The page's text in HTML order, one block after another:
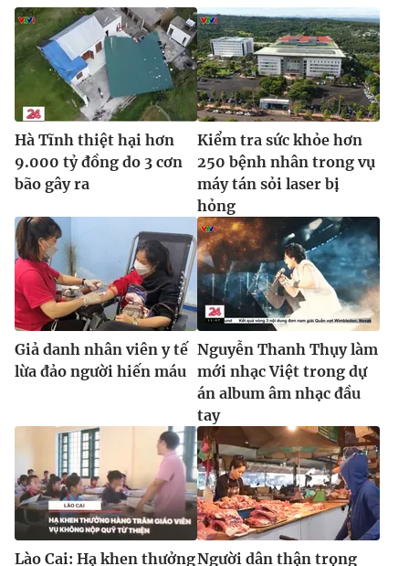
Ðiện thoại Thời báo VTV:024.66 897 897
Email:toasoan@vtv.vn
Liên hệ quảng cáo:
024-7300.7108
® Cấm sao chép dưới mọi hình thức nếu không có sự chấp
thuận bằng văn bản. Ghi rõ nguồn VTV.vn khi phát hành lại
thông tin từ website này.
Hà Tĩnh thiệt hại hơn
9.000 tỷ đồng do 3 cơn
bão gây ra
Kiểm tra sức khỏe hơn
250 bệnh nhân trong vụ
máy tán sỏi laser bị
hỏng
Giả danh nhân viên y tế
lừa đảo người hiến máu
Nguyễn Thanh Thụy làm
mới nhạc Việt trong dự
án album âm nhạc đầu
tay
Lào Cai: Hạ khen thưởngNgười dân thận trọng